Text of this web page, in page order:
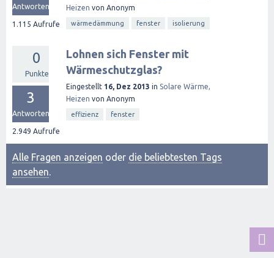
Antworten
1.115 Aufrufe
Heizen von Anonym
wärmedämmung fenster isolierung
0
Punkte
3
Antworten
2.949 Aufrufe
Lohnen sich Fenster mit
Wärmeschutzglas?
Eingestellt 16, Dez 2013 in Solare Wärme,
Heizen von Anonym
effizienz fenster
Alle Fragen anzeigen oder die beliebtesten Tags
ansehen.